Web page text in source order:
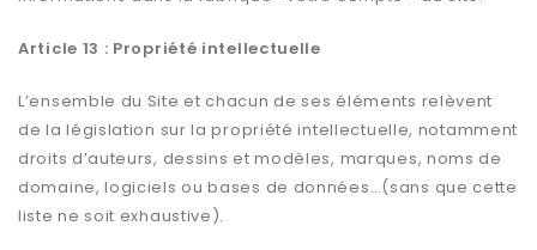
Article 13 : Propriété intellectuelle
L’ensemble du Site et chacun de ses éléments relèvent
de la législation sur la propriété intellectuelle, notamment
droits d’auteurs, dessins et modèles, marques, noms de
domaine, logiciels ou bases de données…(sans que cette
liste ne soit exhaustive).